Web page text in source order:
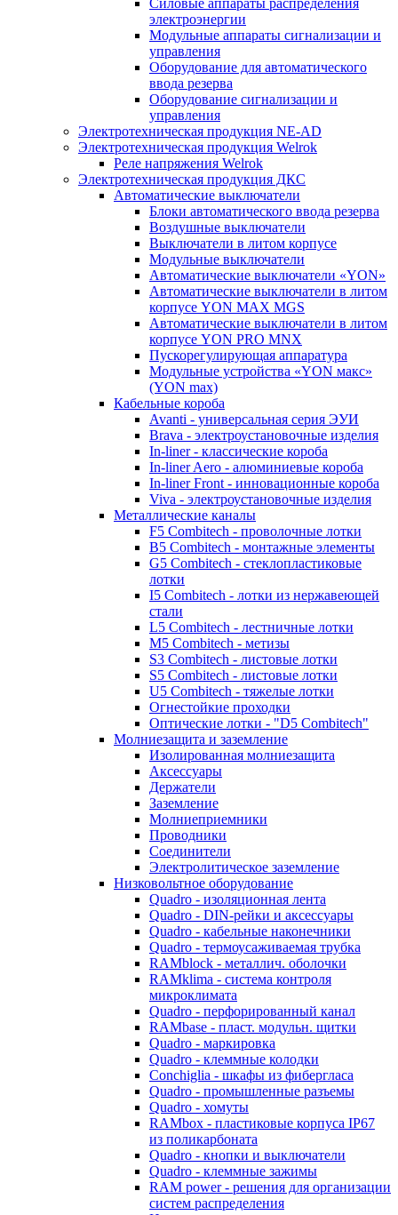
Силовые аппараты распределения
электроэнергии
Модульные аппараты сигнализации и
управления
Оборудование для автоматического
ввода резерва
Оборудование сигнализации и
управления
Электротехническая продукция NE-AD
Электротехническая продукция Welrok
Реле напряжения Welrok
Электротехническая продукция ДКС
Автоматические выключатели
Блоки автоматического ввода резерва
Воздушные выключатели
Выключатели в литом корпусе
Модульные выключатели
Автоматические выключатели «YON»
Автоматические выключатели в литом
корпусе YON MAX MGS
Автоматические выключатели в литом
корпусе YON PRO MNX
Пускорегулирующая аппаратура
Модульные устройства «YON макс»
(YON max)
Кабельные короба
Avanti - универсальная серия ЭУИ
Brava - электроустановочные изделия
In-liner - классические короба
In-liner Aero - алюминиевые короба
In-liner Front - инновационные короба
Viva - электроустановочные изделия
Металлические каналы
F5 Combitech - проволочные лотки
B5 Combitech - монтажные элементы
G5 Combitech - стеклопластиковые
лотки
I5 Combitech - лотки из нержавеющей
стали
L5 Combitech - лестничные лотки
M5 Combitech - метизы
S3 Combitech - листовые лотки
S5 Combitech - листовые лотки
U5 Combitech - тяжелые лотки
Огнестойкие проходки
Оптические лотки - "D5 Combitech"
Молниезащита и заземление
Изолированная молниезащита
Аксессуары
Держатели
Заземление
Молниеприемники
Проводники
Соединители
Электролитическое заземление
Низковольтное оборудование
Quadro - изоляционная лента
Quadro - DIN-рейки и аксессуары
Quadro - кабельные наконечники
Quadro - термоусаживаемая трубка
RAMblock - металлич. оболочки
RAMklima - система контроля
микроклимата
Quadro - перфорированный канал
RAMbase - пласт. модульн. щитки
Quadro - маркировка
Quadro - клеммные колодки
Conchiglia - шкафы из фибергласа
Quadro - промышленные разъемы
Quadro - хомуты
RAMbox - пластиковые корпуса IP67
из поликарбоната
Quadro - кнопки и выключатели
Quadro - клеммные зажимы
RAM power - решения для организации
систем распределения